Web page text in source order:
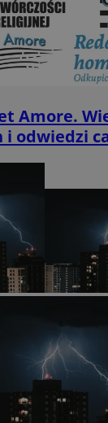
Amore.
i odwiedzi